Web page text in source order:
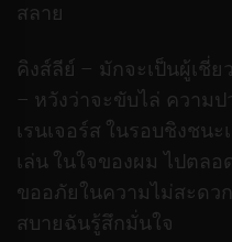
สลาย
คิงส์ลีย์ – มักจะเป็นผู้เชี่
– หวังว่าจะขับไล่ ความ
เรนเจอร์ส ในรอบชิงชน
เล่น ในใจของผม ไปตล
ขออภัยในความไม่สะด
สบายฉันรู้สึกมั่นใจ